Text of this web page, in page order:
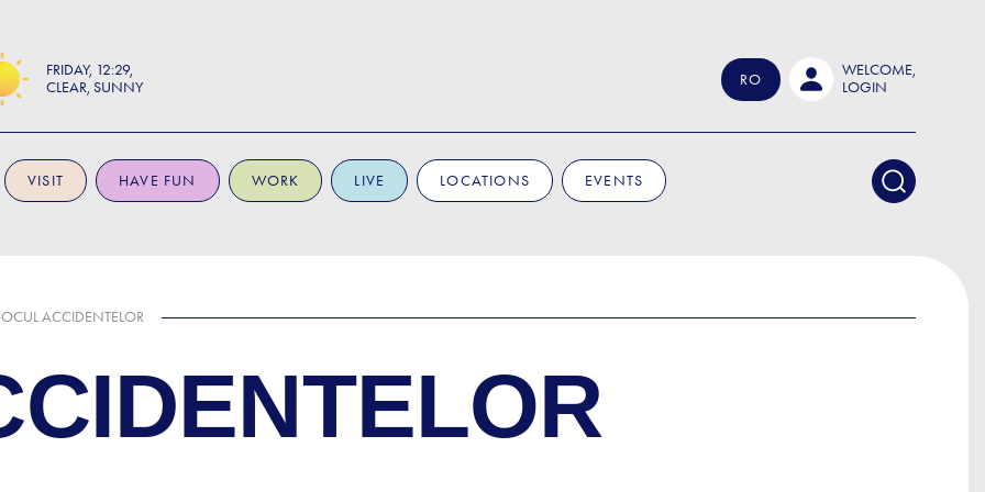
FRIDAY 12:29
CLEAR, SUNNY
RO
WELCOME,
LOGIN
VISIT HAVE FUN WORK LIVE LOCATIONS EVENTS
ACCIDENTELOR